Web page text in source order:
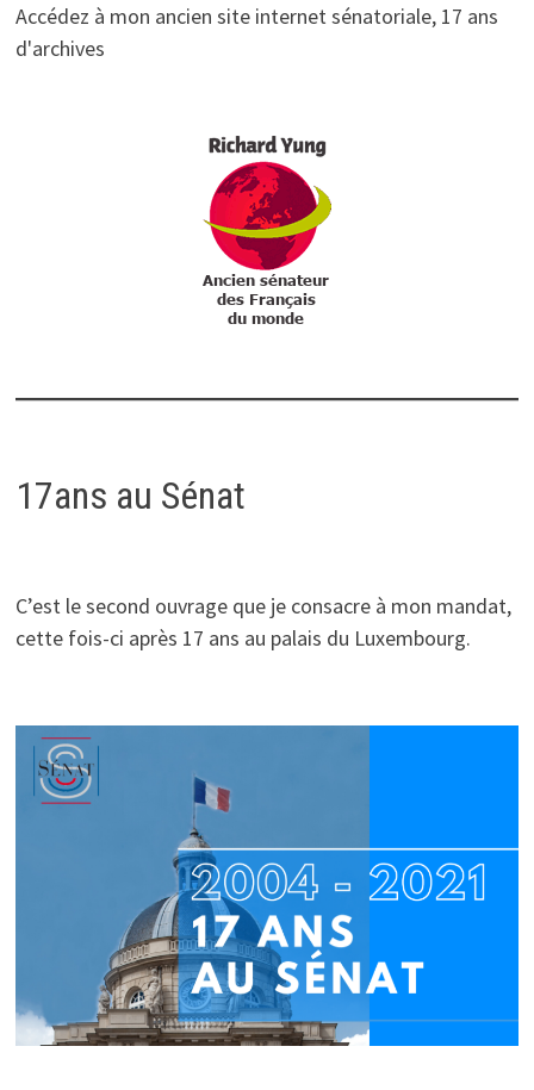
Accédez à mon ancien site internet sénatoriale, 17 ans
d'archives
17ans au Sénat
C’est le second ouvrage que je consacre à mon mandat,
cette fois-ci après 17 ans au palais du Luxembourg.